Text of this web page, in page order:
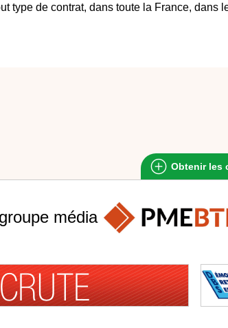
type de contrat, dans toute la France, dans
Obtenir les
média